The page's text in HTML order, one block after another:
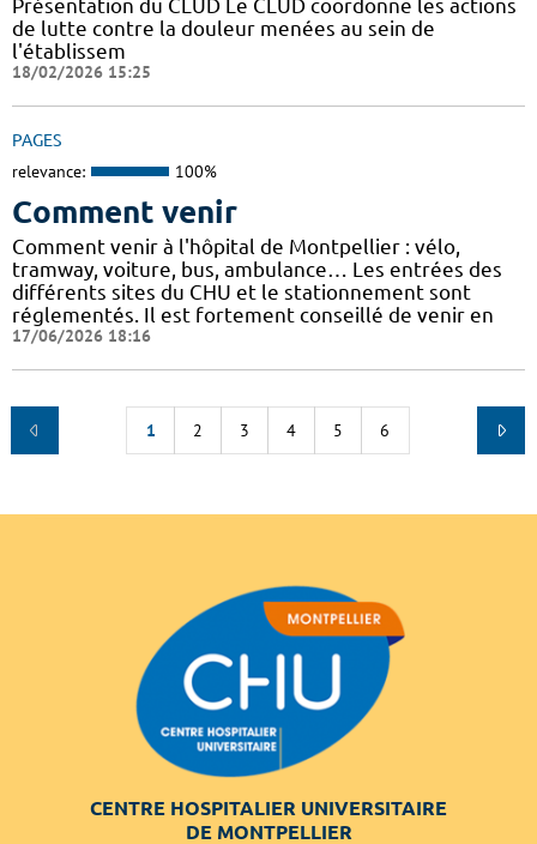
Présentation du CLUD Le CLUD coordonne les actions
de lutte contre la douleur menées au sein de
l'établissem
18/02/2026 15:25
PAGES
relevance: 100%
Comment venir
Comment venir à l'hôpital de Montpellier : vélo,
tramway, voiture, bus, ambulance… Les entrées des
différents sites du CHU et le stationnement sont
réglementés. Il est fortement conseillé de venir en
17/06/2026 18:16
1 2 3 4 5 6
CENTRE HOSPITALIER UNIVERSITAIRE
DE MONTPELLIER